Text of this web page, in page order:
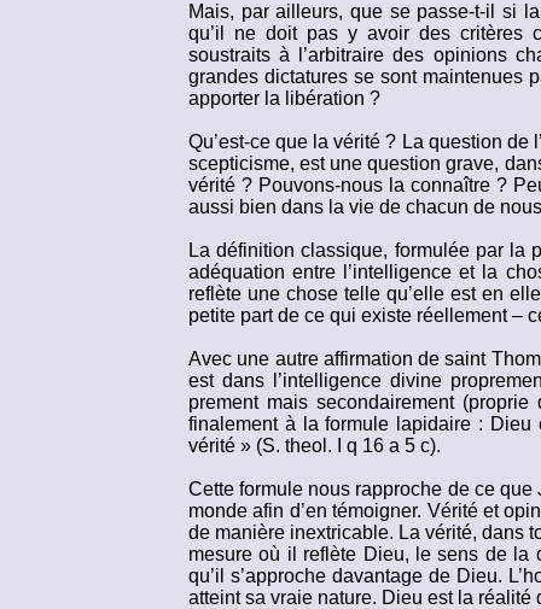
Mais, par ailleurs, que se passe-t-il si
qu’il ne doit pas y avoir des critères
soustraits à l’arbitraire des opinions
grandes dictatures se sont maintenues
apporter la libération ?
Qu’est-ce que la vérité ? La question
scepticisme, est une question grave,
vérité ? Pouvons-nous la connaître ?
aussi bien dans la vie de chacun de
La définition classique, formulée par la
adéquation entre l’intelligence et la
reflète une chose telle qu’elle est en
petite part de ce qui existe réellement –
Avec une autre affirmation de saint
est dans l’intelligence divine
prement mais secondairement
finalement à la formule lapidaire :
vérité » (S. theol. I q 16 a 5 c).
Cette formule nous rapproche de ce
monde afin d’en témoigner. Vérité et
de manière inextricable. La vérité, dans
mesure où il reflète Dieu, le sens de la
qu’il s’approche davantage de Dieu.
atteint sa vraie nature. Dieu est la réalité